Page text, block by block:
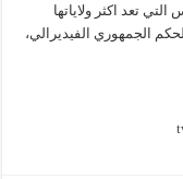
تعد اكثر ولاياتها
الجمهوري الفيديرالي،